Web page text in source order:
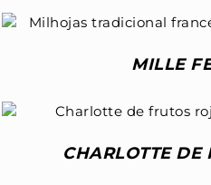
MILLE
CHARLOTTE DE